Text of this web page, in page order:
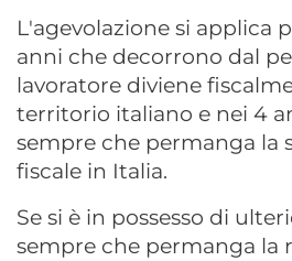
L'agevolazione si applica
anni che decorrono dal
lavoratore diviene
territorio italiano e nei 4
sempre che permanga la
fiscale in Italia.
Se si è in possesso di
sempre che permanga la